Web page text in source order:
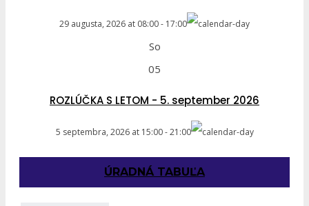
29 augusta, 2026 at 08:00- 17:00
So
05
ROZLÚČKA S LETOM - 5. september 2026
5 septembra, 2026 at 15:00-21:00
ÚRADNÁ TABUĽA